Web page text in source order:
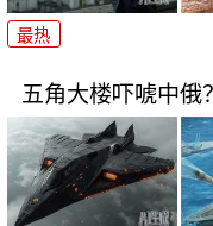
最热
五角大楼吓唬中俄